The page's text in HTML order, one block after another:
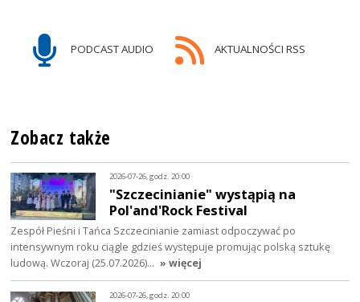
PODCAST AUDIO AKTUALNOŚCI RSS
Zobacz także
2026-07-26, godz. 20:00
"Szczecinianie" wystąpią na
Pol'and'Rock Festival
Zespół Pieśni i Tańca Szczecinianie zamiast odpoczywać po
intensywnym roku ciągle gdzieś występuje promując polską sztukę
ludową. Wczoraj (25.07.2026)… » więcej
2026-07-26, godz. 20:00